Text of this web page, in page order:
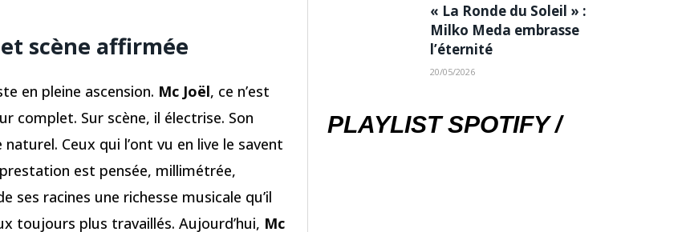
scène affirmée
en pleine ascension. Mc Joël, ce n’est
complet. Sur scène, il électrise. Son
Ceux qui l’ont vu en live le savent
est pensée, millimétrée,
ses racines une richesse musicale qu’il
toujours plus travaillés. Aujourd’hui, Mc
« La Ronde du Soleil » :
Milko Meda embrasse
l’éternité
20/05/2026
PLAYLIST SPOTIFY /